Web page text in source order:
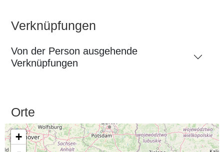
Verknüpfungen
Von der Person ausgehende
Verknüpfungen
Orte
+